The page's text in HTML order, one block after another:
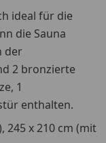
ideal für die
die Sauna
der
2 bronzierte
1
enthalten.
245 x 210 cm (mit